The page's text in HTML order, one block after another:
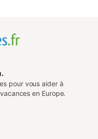
pour vous aider à
en Europe.